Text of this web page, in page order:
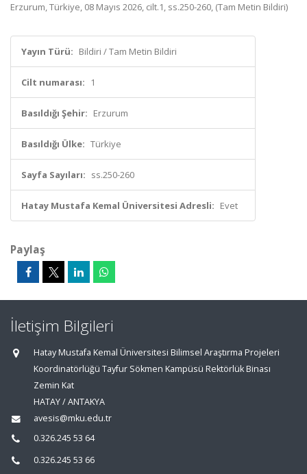
Erzurum, Türkiye, 08 Mayıs 2026, cilt.1, ss.250-260, (Tam Metin Bildiri)
Yayın Türü: Bildiri / Tam Metin Bildiri
Cilt numarası: 1
Basıldığı Şehir: Erzurum
Basıldığı Ülke: Türkiye
Sayfa Sayıları: ss.250-260
Hatay Mustafa Kemal Üniversitesi Adresli: Evet
Paylaş
İletişim Bilgileri
Hatay Mustafa Kemal Üniversitesi Bilimsel Araştırma Projeleri
Koordinatörlüğü Tayfur Sökmen Kampüsü Rektörlük Binası
Zemin Kat
HATAY / ANTAKYA
avesis@mku.edu.tr
0.326.245 53 64
0.326.245 53 66